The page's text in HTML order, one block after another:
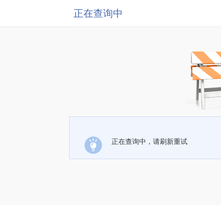
正在查询中
正在查询中，请刷新重试